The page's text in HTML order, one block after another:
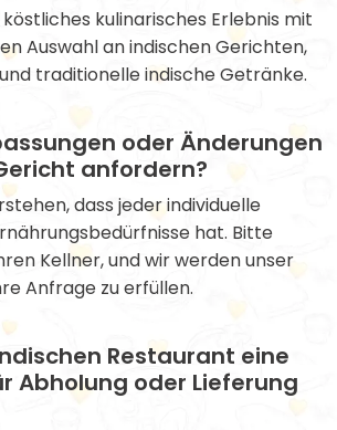
kulinarisches Erlebnis mit
Auswahl an indischen Gerichten,
traditionelle indische Getränke.
oder Änderungen
anfordern?
dass jeder individuelle
hat. Bitte
Kellner, und wir werden unser
Anfrage zu erfüllen.
Restaurant eine
Abholung oder Lieferung